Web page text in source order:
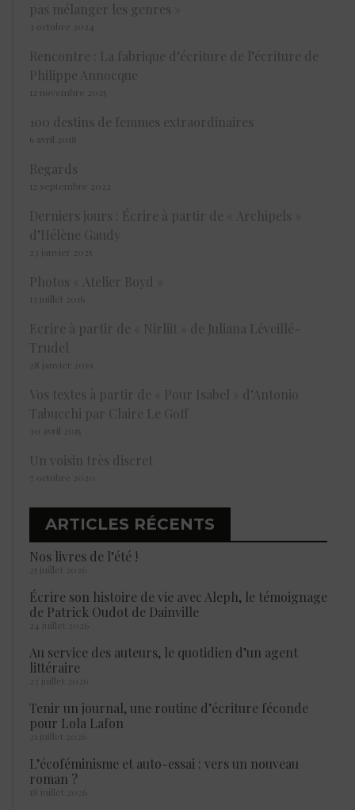
pas mélanger les genres »
3 octobre 2024
Rencontre : La fabrique d’écriture de l’écriture de
Philippe Annocque
12 novembre 2025
100 destins de femmes extraordinaires
6 avril 2018
Regards
12 septembre 2022
Derniers jours : Écrire à partir de « Archipels »
d’Hélène Gaudy
23 janvier 2025
Photos « Atelier Boyd »
13 juillet 2016
Ecrire à partir de « Nirliit » de Juliana Léveillé-
Trudel
28 janvier 2019
Vos textes à partir de « Pour Isabel » d’Antonio
Tabucchi par Claire Le Goff
30 avril 2015
Un voisin très discret
7 octobre 2020
ARTICLES RÉCENTS
Nos livres de l’été !
25 juillet 2026
Écrire son histoire de vie avec Aleph, le témoignage
de Patrick Oudot de Dainville
24 juillet 2026
Au service des auteurs, le quotidien d’un agent
littéraire
23 juillet 2026
Tenir un journal, une routine d’écriture féconde
pour Lola Lafon
21 juillet 2026
L’écoféminisme et auto-essai : vers un nouveau
roman ?
18 juillet 2026